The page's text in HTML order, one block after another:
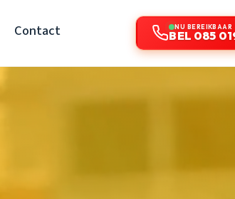
Contact NU BEREIKBAAR
BEL 085